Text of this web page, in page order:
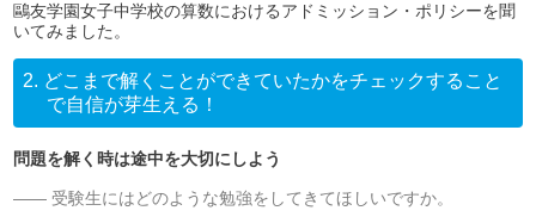
鷗友学園女子中学校の算数におけるアドミッション・ポリシーを聞
いてみました。
2. どこまで解くことができていたかをチェックすること
で自信が芽生える！
問題を解く時は途中を大切にしよう
受験生にはどのような勉強をしてきてほしいですか。